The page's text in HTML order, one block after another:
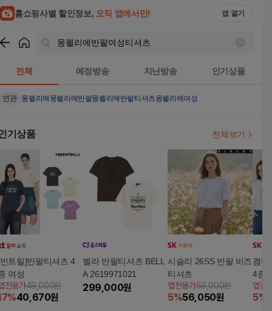
홈쇼핑사별 할인정보, 오직 앱에서만! 앱 열기
전체 예정방송 지난방송 인기상품
연관 몽펠리에 몽펠리에반팔몽펠리에반팔티셔츠몽펠리에여성
기상품 전체보기
트릴]반팔티셔츠 4
여성
전용가49,000원
%40,670원
벨라 반팔티셔츠 BELL
A 2619971021
299,000원
시슬리 26SS 반팔 비즈
티셔츠
앱전용가59,000원
5%56,050원
겜미
4종
앱전
5%